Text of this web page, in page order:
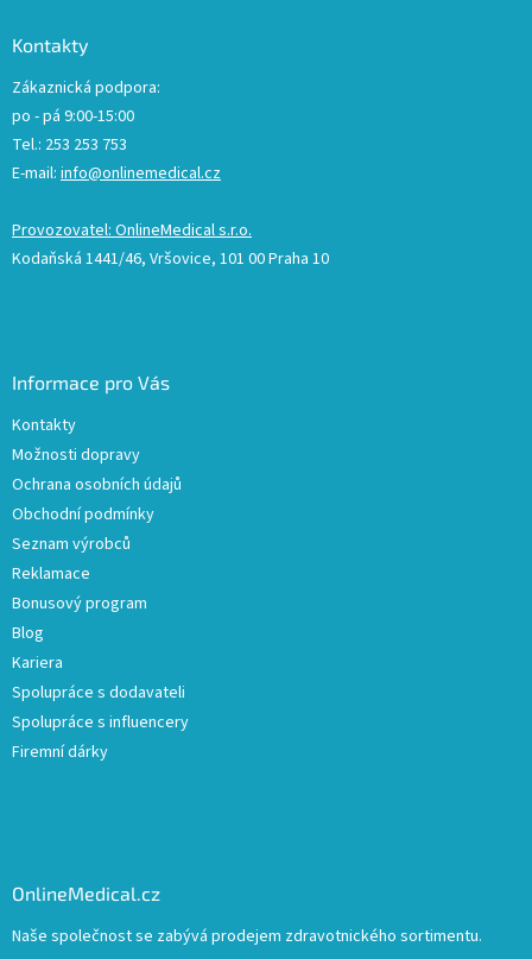
Kontakty
Zákaznická podpora:
po - pá 9:00-15:00
Tel.: 253 253 753
E-mail: info@onlinemedical.cz
Provozovatel: OnlineMedical s.r.o.
Kodaňská 1441/46, Vršovice, 101 00 Praha 10
Informace pro Vás
Kontakty
Možnosti dopravy
Ochrana osobních údajů
Obchodní podmínky
Seznam výrobců
Reklamace
Bonusový program
Blog
Kariera
Spolupráce s dodavateli
Spolupráce s influencery
Firemní dárky
OnlineMedical.cz
Naše společnost se zabývá prodejem zdravotnického sortimentu.